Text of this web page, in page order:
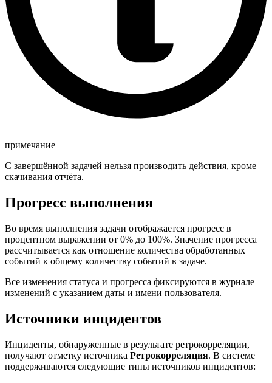
примечание
С завершённой задачей нельзя производить действия, кроме
скачивания отчёта.
Прогресс выполнения
Во время выполнения задачи отображается прогресс в
процентном выражении от 0% до 100%. Значение прогресса
рассчитывается как отношение количества обработанных
событий к общему количеству событий в задаче.
Все изменения статуса и прогресса фиксируются в журнале
изменений с указанием даты и имени пользователя.
Источники инцидентов
Инциденты, обнаруженные в результате ретрокорреляции,
получают отметку источника Ретрокорреляция. В системе
поддерживаются следующие типы источников инцидентов: